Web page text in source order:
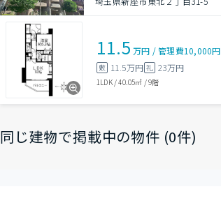
11.5 万円 /管理費10,000円
敷 11.5万円 礼 23万円
1LDK/40.05㎡ /9階
同じ建物で掲載中の物件 (0件)